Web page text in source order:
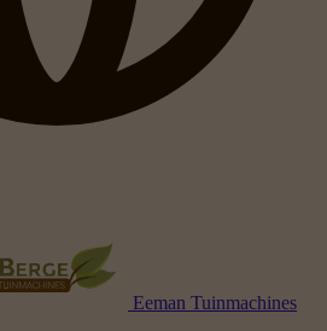
Eeman Tuinmachines